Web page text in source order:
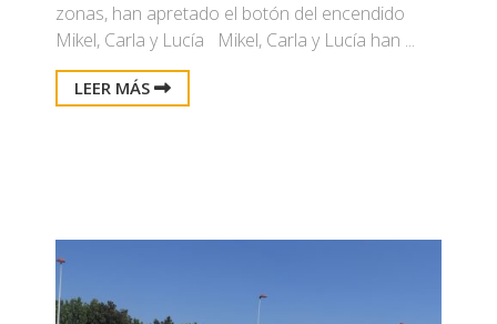
zonas, han apretado el botón del encendido
Mikel, Carla y Lucía Mikel, Carla y Lucía han ...
LEER MÁS